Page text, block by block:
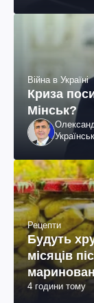
Війна в Україні
Криза
Мінськ?
Рецепти
Будуть
місяців
4 години тому